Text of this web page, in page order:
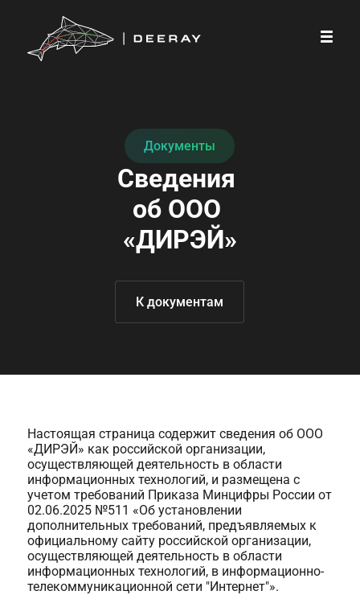
Документы
Сведения
об ООО
«ДИРЭЙ»
К документам
Настоящая страница содержит сведения об ООО
«ДИРЭЙ» как российской организации,
осуществляющей деятельность в области
информационных технологий, и размещена с
учетом требований Приказа Минцифры России от
02.06.2025 №511 «Об установлении
дополнительных требований, предъявляемых к
официальному сайту российской организации,
осуществляющей деятельность в области
информационных технологий, в информационно-
телекоммуникационной сети "Интернет"».